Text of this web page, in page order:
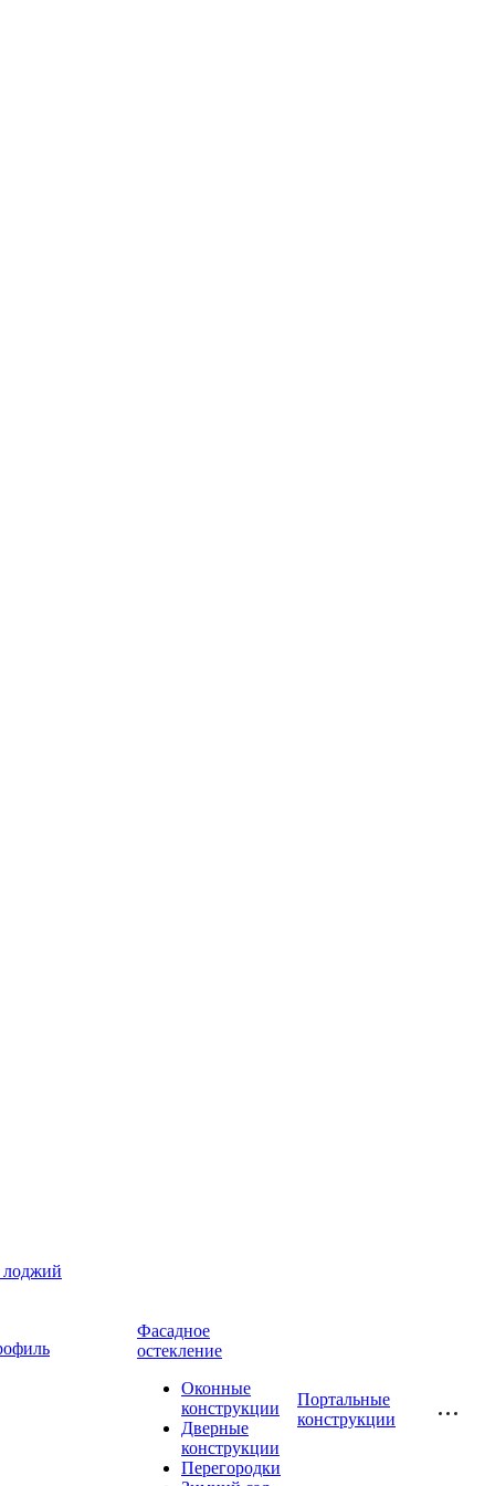
лоджий
Фасадное
остекление
Оконные
конструкции
Дверные
конструкции
Перегородки
Портальные
конструкции